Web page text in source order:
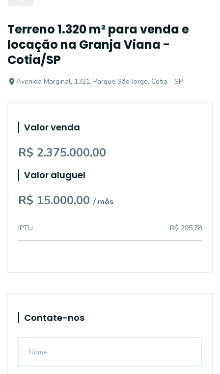
Terreno 1.320 m² para venda e
locação na Granja Viana -
Cotia/SP
Avenida Marginal, 1321, Parque São Jorge, Cotia - SP
Valor venda
R$ 2.375.000,00
Valor aluguel
R$ 15.000,00 / mês
IPTU R$ 295,78
Contate-nos